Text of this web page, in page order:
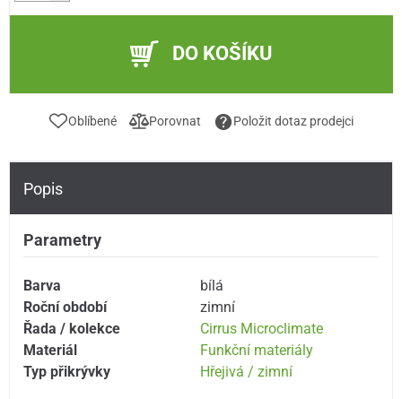
DO KOŠÍKU
Oblíbené Porovnat Položit dotaz prodejci
Popis
Parametry
Barva
bílá
Roční období
zimní
Řada / kolekce
Cirrus Microclimate
Materiál
Funkční materiály
Typ přikrývky
Hřejivá / zimní